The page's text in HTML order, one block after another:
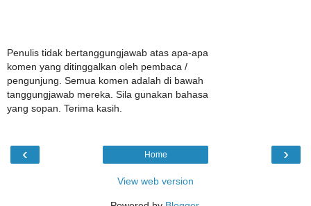
Penulis tidak bertanggungjawab atas apa-apa
komen yang ditinggalkan oleh pembaca /
pengunjung. Semua komen adalah di bawah
tanggungjawab mereka. Sila gunakan bahasa
yang sopan. Terima kasih.
‹ ›
Home
View web version